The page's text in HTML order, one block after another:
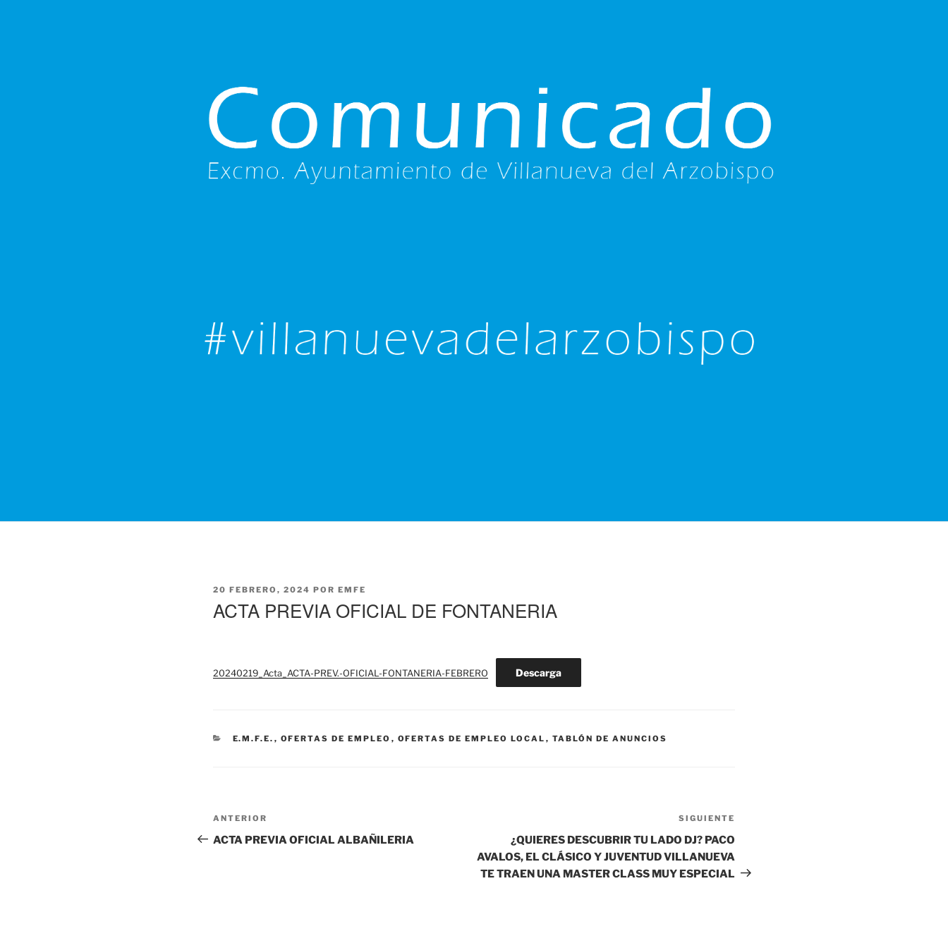
PUBLICADO
20 FEBRERO, 2024 POR EMFE
ACTA PREVIA OFICIAL DE FONTANERIA
20240219_Acta_ACTA-PREV.-OFICIAL-FONTANERIA-FEBRERO Descarga
CATEGORÍAS
E.M.F.E. , OFERTAS DE EMPLEO , OFERTAS DE EMPLEO LOCAL , TABLÓN DE ANUNCIOS
Navegación
de
Entrada
anterior:
ANTERIOR
ACTA PREVIA OFICIAL ALBAÑILERIA
SIGUIENTE
¿QUIERES DESCUBRIR TU LADO DJ? PACO
AVALOS, EL CLÁSICO Y JUVENTUD VILLANUEVA
TE TRAEN UNA MASTER CLASS MUY ESPECIAL